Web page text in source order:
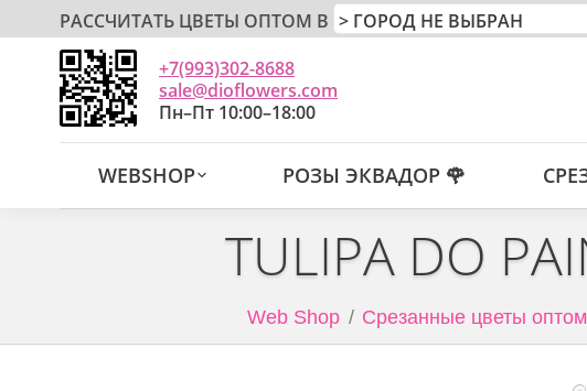
РАССЧИТАТЬ ЦВЕТЫ ОПТОМ В
+7(993)302-8688
sale@dioflowers.com
Пн–Пт 10:00–18:00
WEBSHOP РОЗЫ ЭКВАДОР 🌹
TULIPA DO
Web Shop Срезанные цветы